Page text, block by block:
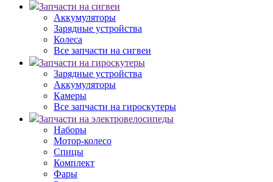
Запчасти на сигвеи
Аккумуляторы
Зарядные устройства
Колеса
Все запчасти на сигвеи
Запчасти на гироскутеры
Зарядные устройства
Аккумуляторы
Камеры
Все запчасти на гироскутеры
Запчасти на электровелосипеды
Наборы
Мотор-колесо
Спицы
Комплект
Фары